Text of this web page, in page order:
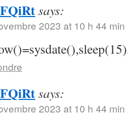
says:
2023 at 10 h 44 min
says:
2023 at 10 h 44 min